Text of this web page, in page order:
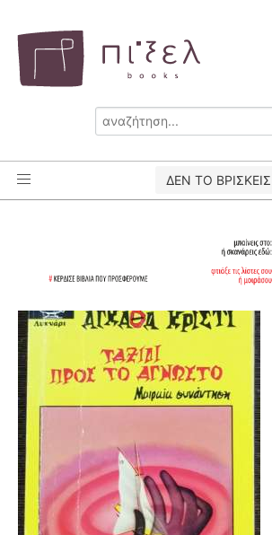
ΔΕΝ ΤΟ